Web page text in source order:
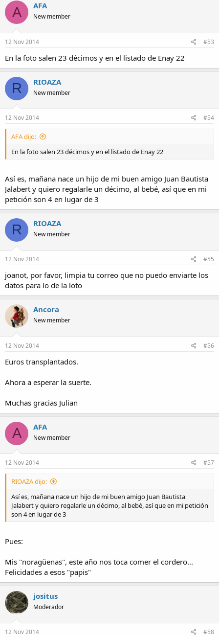
A AFA
New member
12 Nov 2014 #53
En la foto salen 23 décimos y en el listado de Enay 22
R RIOAZA
New member
12 Nov 2014 #54
AFA dijo:
En la foto salen 23 décimos y en el listado de Enay 22
Así es, mañana nace un hijo de mi buen amigo Juan Bautista
Jalabert y quiero regalarle un décimo, al bebé, así que en mi
petición son 4 en lugar de 3
R RIOAZA
New member
12 Nov 2014 #55
joanot, por favor, limpia tu correo que no puedo enviarte los
datos para lo de la loto
Ancora
New member
12 Nov 2014 #56
Euros transplantados.
Ahora a esperar la suerte.
Muchas gracias Julian
A AFA
New member
12 Nov 2014 #57
RIOAZA dijo:
Así es, mañana nace un hijo de mi buen amigo Juan Bautista
Jalabert y quiero regalarle un décimo, al bebé, así que en mi petición
son 4 en lugar de 3
Pues:
Mis "noragüenas", este año nos toca comer el cordero...
Felicidades a esos "papis"
jositus
Moderador
12 Nov 2014 #58